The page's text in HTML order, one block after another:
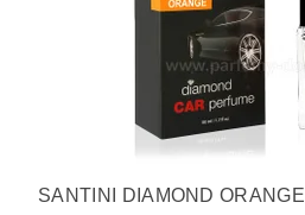
SANTINI DIAMOND ORANGE